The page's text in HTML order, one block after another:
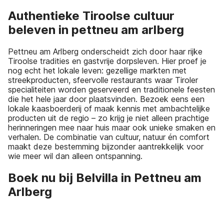
Authentieke Tiroolse cultuur
beleven in pettneu am arlberg
Pettneu am Arlberg onderscheidt zich door haar rijke
Tiroolse tradities en gastvrije dorpsleven. Hier proef je
nog echt het lokale leven: gezellige markten met
streekproducten, sfeervolle restaurants waar Tiroler
specialiteiten worden geserveerd en traditionele feesten
die het hele jaar door plaatsvinden. Bezoek eens een
lokale kaasboerderij of maak kennis met ambachtelijke
producten uit de regio – zo krijg je niet alleen prachtige
herinneringen mee naar huis maar ook unieke smaken en
verhalen. De combinatie van cultuur, natuur én comfort
maakt deze bestemming bijzonder aantrekkelijk voor
wie meer wil dan alleen ontspanning.
Boek nu bij Belvilla in Pettneu am
Arlberg